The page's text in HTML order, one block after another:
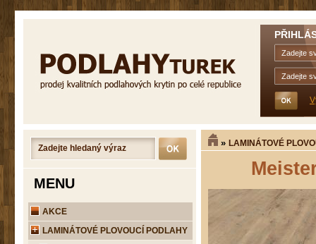
» LAMINÁTOVÉ
MENU
AKCE
LAMINÁTOVÉ PLOVOUCÍ PODLAHY